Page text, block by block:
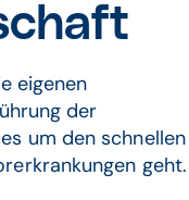
eigenen
der
um den schnellen
geht.